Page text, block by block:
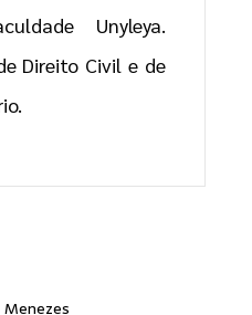
Unyleya.
Direito Civil e de